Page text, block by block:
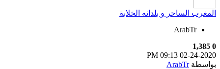
المغرب الساحر و بلدانه الخلابة
ArabTr
0
1,385
02-24-2020
09:13 PM
بواسطةArabTr